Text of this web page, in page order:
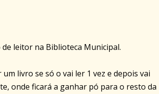
de leitor na Biblioteca Municipal.
livro se só o vai ler 1 vez e depois vai
onde ficará a ganhar pó para o resto da